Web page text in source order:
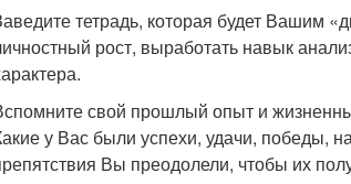
тетрадь, которая будет Вашим
рост, выработать навык
свой прошлый опыт и
у Вас были успехи, удачи, победы,
Вы преодолели, чтобы их